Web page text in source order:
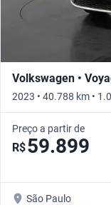
Volkswagen •
2023 • 40.788 km •
Preço a partir de
R$59.899
São Paulo